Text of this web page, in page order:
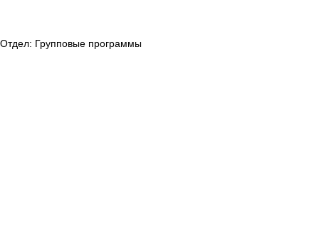
Отдел: Групповые программы